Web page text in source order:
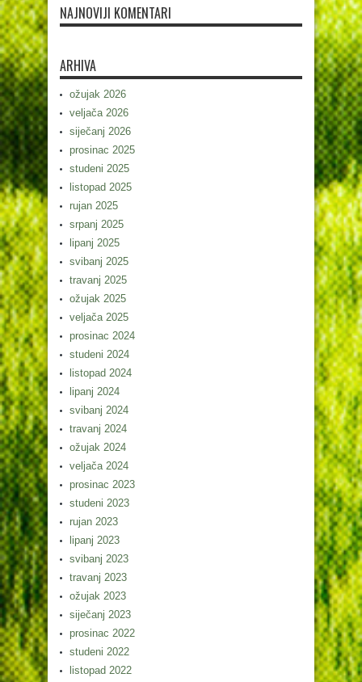
NAJNOVIJI KOMENTARI
ARHIVA
ožujak 2026
veljača 2026
siječanj 2026
prosinac 2025
studeni 2025
listopad 2025
rujan 2025
srpanj 2025
lipanj 2025
svibanj 2025
travanj 2025
ožujak 2025
veljača 2025
prosinac 2024
studeni 2024
listopad 2024
lipanj 2024
svibanj 2024
travanj 2024
ožujak 2024
veljača 2024
prosinac 2023
studeni 2023
rujan 2023
lipanj 2023
svibanj 2023
travanj 2023
ožujak 2023
siječanj 2023
prosinac 2022
studeni 2022
listopad 2022